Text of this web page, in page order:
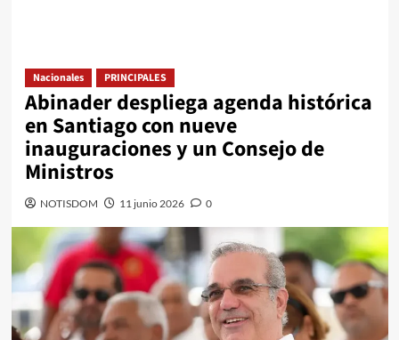
Nacionales PRINCIPALES
Abinader despliega agenda histórica
en Santiago con nueve
inauguraciones y un Consejo de
Ministros
NOTISDOM 11 junio 2026 0